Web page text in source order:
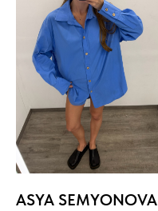
ASYA SEMYONOVA